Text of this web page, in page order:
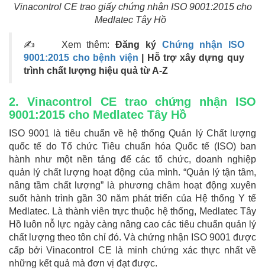
Vinacontrol CE trao giấy chứng nhận ISO 9001:2015 cho
Medlatec Tây Hồ
✍ Xem thêm: Đăng kýChứng nhận ISO
9001:2015 cho bệnh viện | Hỗ trợ xây dựng quy
trình chất lượng hiệu quả từ A-Z
2. Vinacontrol CE trao chứng nhận ISO
9001:2015 cho Medlatec Tây Hồ
ISO 9001 là tiêu chuẩn về hệ thống Quản lý Chất lượng
quốc tế do Tổ chức Tiêu chuẩn hóa Quốc tế (ISO) ban
hành như một nền tảng để các tổ chức, doanh nghiệp
quản lý chất lượng hoạt động của mình. “Quản lý tận tâm,
nâng tầm chất lượng” là phương châm hoạt động xuyên
suốt hành trình gần 30 năm phát triển của Hệ thống Y tế
Medlatec. Là thành viên trực thuộc hệ thống, Medlatec Tây
Hồ luôn nỗ lực ngày càng nâng cao các tiêu chuẩn quản lý
chất lượng theo tôn chỉ đó. Và chứng nhận ISO 9001 được
cấp bởi Vinacontrol CE là minh chứng xác thực nhất về
những kết quả mà đơn vị đạt được.